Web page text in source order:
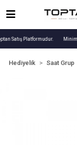
Satış Platformudur.
Hediyelik Saat Grup